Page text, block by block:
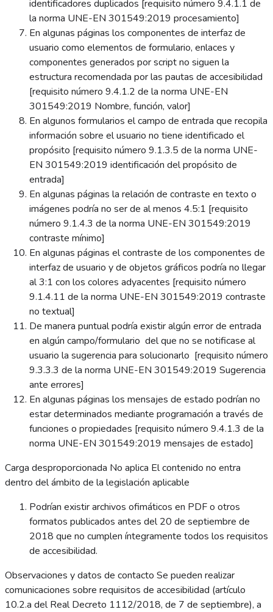
identificadores duplicados [requisito número 9.4.1.1 de
la norma UNE-EN 301549:2019 procesamiento]
En algunas páginas los componentes de interfaz de
usuario como elementos de formulario, enlaces y
componentes generados por script no siguen la
estructura recomendada por las pautas de accesibilidad
[requisito número 9.4.1.2 de la norma UNE-EN
301549:2019 Nombre, función, valor]
En algunos formularios el campo de entrada que recopila
información sobre el usuario no tiene identificado el
propósito [requisito número 9.1.3.5 de la norma UNE-
EN 301549:2019 identificación del propósito de
entrada]
En algunas páginas la relación de contraste en texto o
imágenes podría no ser de al menos 4.5:1 [requisito
número 9.1.4.3 de la norma UNE-EN 301549:2019
contraste mínimo]
En algunas páginas el contraste de los componentes de
interfaz de usuario y de objetos gráficos podría no llegar
al 3:1 con los colores adyacentes [requisito número
9.1.4.11 de la norma UNE-EN 301549:2019 contraste
no textual]
De manera puntual podría existir algún error de entrada
en algún campo/formulario del que no se notificase al
usuario la sugerencia para solucionarlo [requisito número
9.3.3.3 de la norma UNE-EN 301549:2019 Sugerencia
ante errores]
En algunas páginas los mensajes de estado podrían no
estar determinados mediante programación a través de
funciones o propiedades [requisito número 9.4.1.3 de la
norma UNE-EN 301549:2019 mensajes de estado]
Carga desproporcionada No aplica El contenido no entra
dentro del ámbito de la legislación aplicable
Podrían existir archivos ofimáticos en PDF o otros
formatos publicados antes del 20 de septiembre de
2018 que no cumplen íntegramente todos los requisitos
de accesibilidad.
Observaciones y datos de contacto Se pueden realizar
comunicaciones sobre requisitos de accesibilidad (artículo
10.2.a del Real Decreto 1112/2018, de 7 de septiembre), a